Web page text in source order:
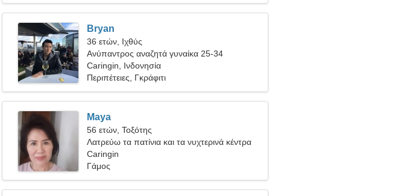
Bryan
36 ετών, Ιχθύς
Ανύπαντρος αναζητά γυναίκα 25-34
Caringin, Ινδονησία
Περιπέτειες, Γκράφιτι
Maya
56 ετών, Τοξότης
Λατρεύω τα πατίνια και τα νυχτερινά κέντρα
Caringin
Γάμος